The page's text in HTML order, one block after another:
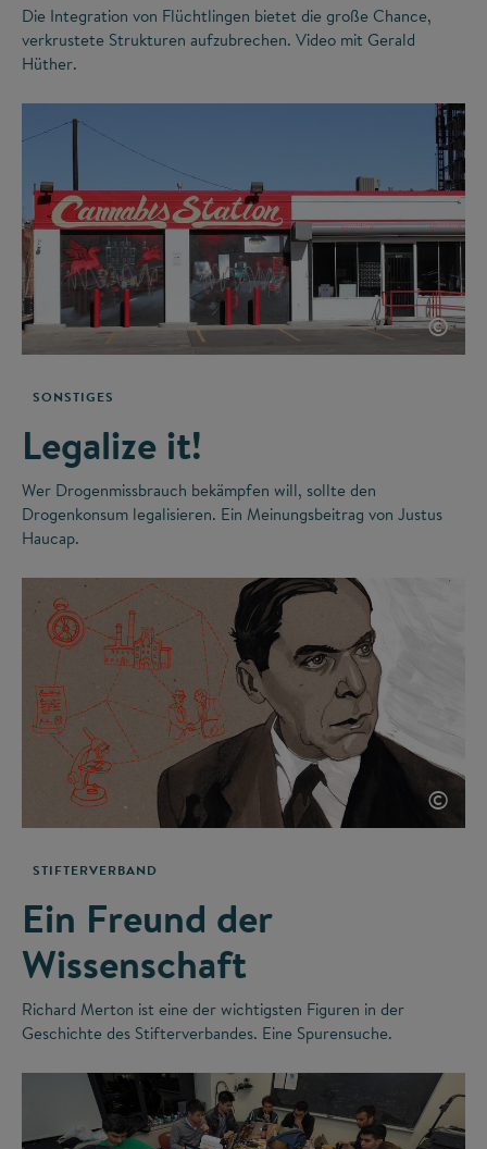
Die Integration von Flüchtlingen bietet die große Chance,
verkrustete Strukturen aufzubrechen. Video mit Gerald
Hüther.
©
SONSTIGES
Legalize it!
Wer Drogenmissbrauch bekämpfen will, sollte den
Drogenkonsum legalisieren. Ein Meinungsbeitrag von Justus
Haucap.
©
STIFTERVERBAND
Ein Freund der
Wissenschaft
Richard Merton ist eine der wichtigsten Figuren in der
Geschichte des Stifterverbandes. Eine Spurensuche.